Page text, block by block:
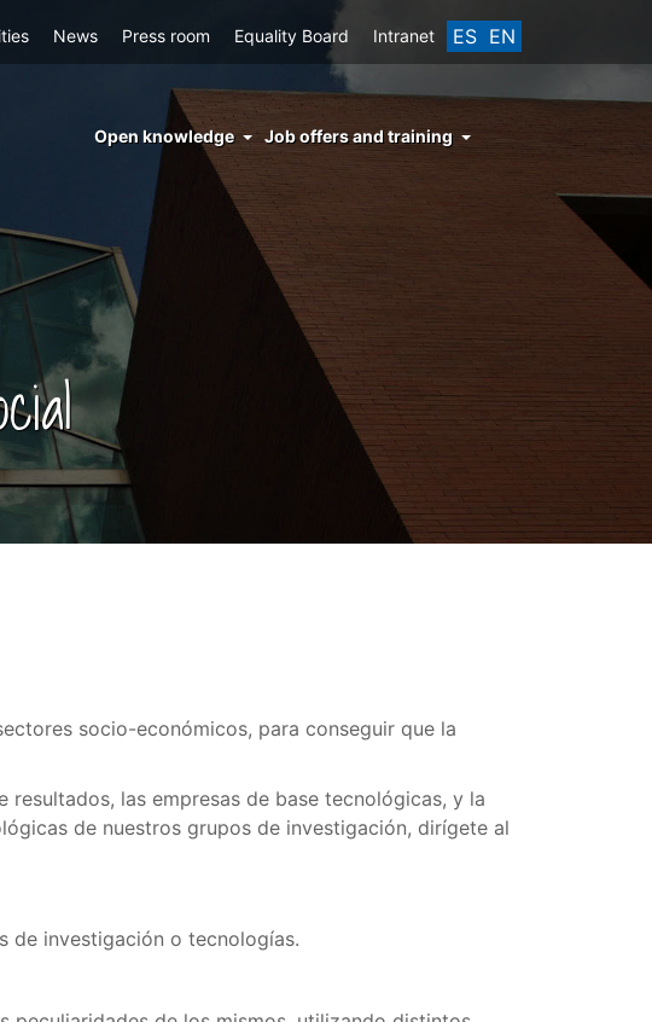
ES EN
News Press room Equality Board Intranet
menu
conocimiento
abierto
Open knowledge Job offers and training
socio-económicos, para conseguir que la
las empresas de base tecnológicas, y la
de nuestros grupos de investigación, dirígete al
de investigación o tecnologías.